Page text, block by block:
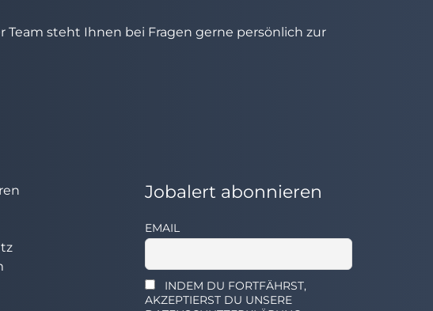
Team steht Ihnen bei Fragen gerne persönlich zur
Jobalert abonnieren
EMAIL
INDEM DU FORTFÄHRST,
AKZEPTIERST DU UNSERE